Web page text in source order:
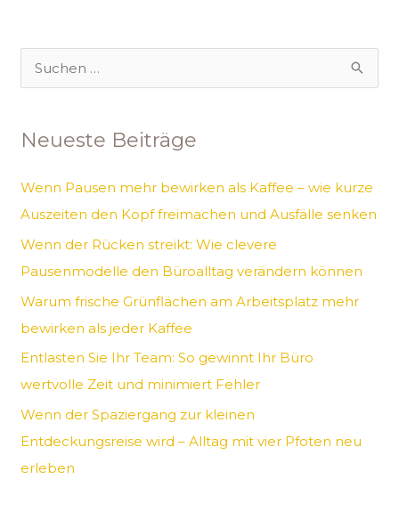
h
h
:
Neueste Beiträge
Wenn Pausen mehr bewirken als Kaffee – wie kurze
Auszeiten den Kopf freimachen und Ausfälle senken
Wenn der Rücken streikt: Wie clevere
Pausenmodelle den Büroalltag verändern können
Warum frische Grünflächen am Arbeitsplatz mehr
bewirken als jeder Kaffee
Entlasten Sie Ihr Team: So gewinnt Ihr Büro
wertvolle Zeit und minimiert Fehler
Wenn der Spaziergang zur kleinen
Entdeckungsreise wird – Alltag mit vier Pfoten neu
erleben